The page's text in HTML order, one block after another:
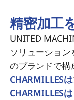
精密加工
UNITED
ソリューショ
のブランドで構
CHARMILLESは
CHARMILLESは